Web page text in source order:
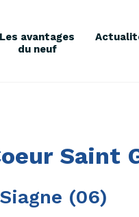
Les avantages
du neuf
Saint
(06)